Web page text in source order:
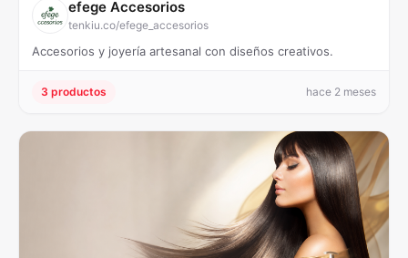
efege Accesorios
tenkiu.co/efege_accesorios
Accesorios y joyería artesanal con diseños creativos.
3 productos hace 2 meses